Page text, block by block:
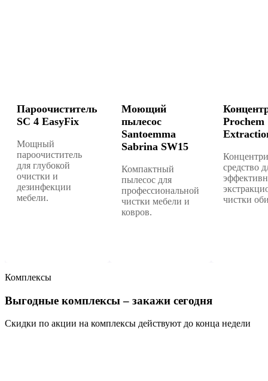
Пароочиститель
SC 4 EasyFix
Мощный
пароочиститель
для глубокой
очистки и
дезинфекции
мебели.
Моющий
пылесос
Santoemma
Sabrina SW15
Компактный
пылесос для
профессиональной
чистки мебели и
ковров.
Prochem
средство
чистки
Комплексы
Выгодные комплексы– закажи сегодня
Скидки по акции на комплексы действуют до конца недели